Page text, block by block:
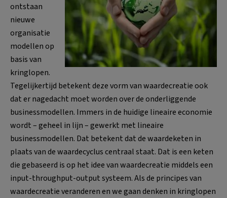
ontstaan
nieuwe
organisatie
modellen op
basis van
kringlopen.
Tegelijkertijd betekent deze vorm van waardecreatie ook
dat er nagedacht moet worden over de onderliggende
businessmodellen. Immers in de huidige lineaire economie
wordt – geheel in lijn – gewerkt met lineaire
businessmodellen. Dat betekent dat de waardeketen in
plaats van de waardecyclus centraal staat. Dat is een keten
die gebaseerd is op het idee van waardecreatie middels een
input-throughput-output systeem. Als de principes van
waardecreatie veranderen en we gaan denken in kringlopen